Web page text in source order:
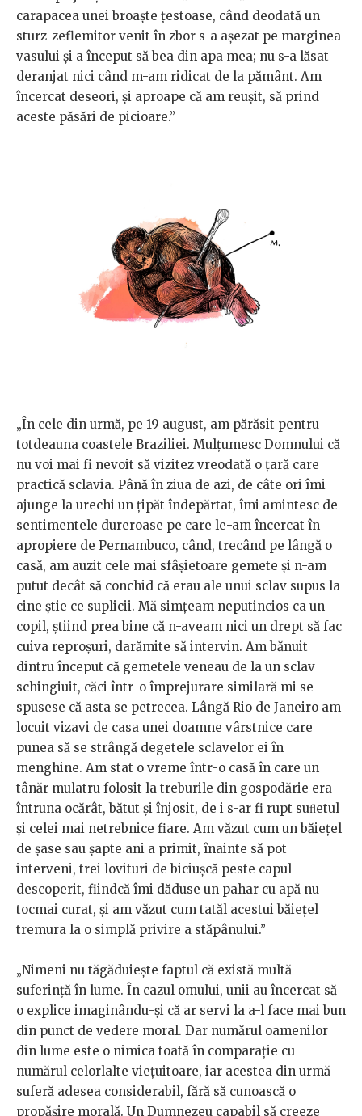
carapacea unei broaşte ţestoase, când deodată un
sturz-zeflemitor venit în zbor s-a aşezat pe marginea
vasului şi a început să bea din apa mea; nu s-a lăsat
deranjat nici când m-am ridicat de la pământ. Am
încercat deseori, și aproape că am reușit, să prind
aceste păsări de picioare.”
„În cele din urmă, pe 19 august, am părăsit pentru
totdeauna coastele Braziliei. Mulțumesc Domnului că
nu voi mai fi nevoit să vizitez vreodată o țară care
practică sclavia. Până în ziua de azi, de câte ori îmi
ajunge la urechi un țipăt îndepărtat, îmi amintesc de
sentimentele dureroase pe care le-am încercat în
apropiere de Pernambuco, când, trecând pe lângă o
casă, am auzit cele mai sfâşietoare gemete și n-am
putut decât să conchid că erau ale unui sclav supus la
cine ştie ce suplicii. Mă simţeam neputincios ca un
copil, ştiind prea bine că n-aveam nici un drept să fac
cuiva reproşuri, darămite să intervin. Am bănuit
dintru început că gemetele veneau de la un sclav
schingiuit, căci într-o împrejurare similară mi se
spusese că asta se petrecea. Lângă Rio de Janeiro am
locuit vizavi de casa unei doamne vârstnice care
punea să se strângă degetele sclavelor ei în
menghine. Am stat o vreme într-o casă în care un
tânăr mulatru folosit la treburile din gospodărie era
întruna ocărât, bătut și înjosit, de i s-ar fi rupt suﬂetul
şi celei mai netrebnice fiare. Am văzut cum un băiețel
de șase sau șapte ani a primit, înainte să pot
interveni, trei lovituri de biciuşcă peste capul
descoperit, fiindcă îmi dăduse un pahar cu apă nu
tocmai curat, și am văzut cum tatăl acestui băieţel
tremura la o simplă privire a stăpânului.”
„Nimeni nu tăgăduieşte faptul că există multă
suferinţă în lume. În cazul omului, unii au încercat să
o explice imaginându-şi că ar servi la a-l face mai bun
din punct de vedere moral. Dar numărul oamenilor
din lume este o nimica toată în comparaţie cu
numărul celorlalte vieţuitoare, iar acestea din urmă
suferă adesea considerabil, fără să cunoască o
propăşire morală. Un Dumnezeu capabil să creeze